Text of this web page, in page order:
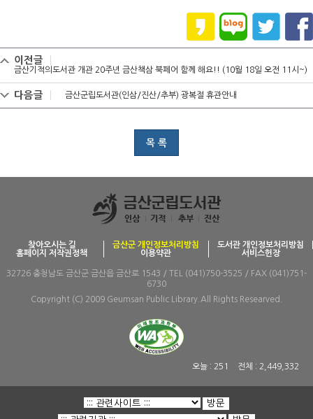
이전글
금산기적의도서관 개관 20주년 금산책삼 북페어 함께 해요!! (10월 18일 오전 11시~)
다음글 금산군립도서관(인삼/진산/추부) 광복절 휴관안내
목 록
찾아오시는 길 금산군 개인정보처리방침
도서관 개인정보처리방침
홈페이지 저작권정책
이용약관 서비스헌장
32726 충청남도 금산군 금산읍 금산로 1543 / TEL (041)750-3525 / FAX (041)751-
6730
Copyright (C) 2009 Geumsan Public Library.All Rights Researved.
오늘 : 251 전체 : 2,449,332